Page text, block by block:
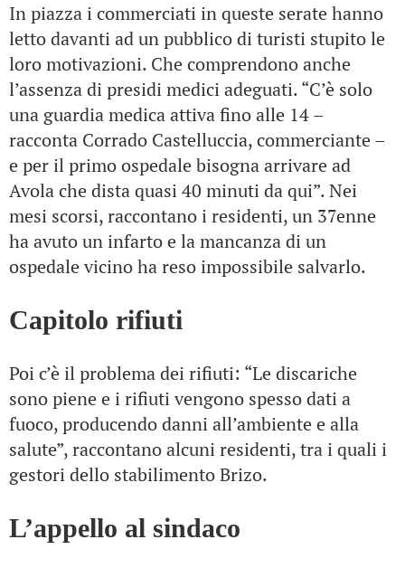
In piazza i commerciati in queste serate hanno
letto davanti ad un pubblico di turisti stupito le
loro motivazioni. Che comprendono anche
l’assenza di presidi medici adeguati. “C’è solo
una guardia medica attiva fino alle 14 –
racconta Corrado Castelluccia, commerciante –
e per il primo ospedale bisogna arrivare ad
Avola che dista quasi 40 minuti da qui”. Nei
mesi scorsi, raccontano i residenti, un 37enne
ha avuto un infarto e la mancanza di un
ospedale vicino ha reso impossibile salvarlo.
Capitolo rifiuti
Poi c’è il problema dei rifiuti: “Le discariche
sono piene e i rifiuti vengono spesso dati a
fuoco, producendo danni all’ambiente e alla
salute”, raccontano alcuni residenti, tra i quali i
gestori dello stabilimento Brizo.
L’appello al sindaco